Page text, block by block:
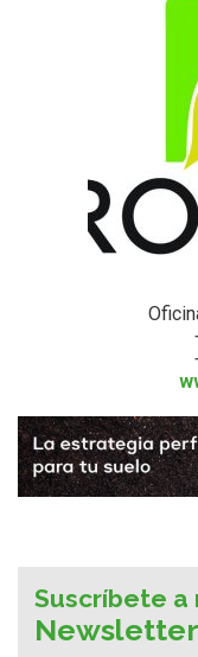
Suscríbete a
Newsletter